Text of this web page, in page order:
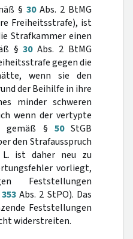
§ 30Abs. 2 BtMG
Freiheitsstrafe), ist
Strafkammer einen
§30Abs. 2 BtMG
gegen die
wenn sie den
der Beihilfe in ihre
minder schweren
wenn der vertypte
gemäß § 50StGB
den Strafausspruch
L. ist daher neu zu
vorliegt,
Feststellungen
353Abs. 2 StPO). Das
Feststellungen
widerstreiten.